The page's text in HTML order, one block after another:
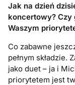
Jak na dzień
koncertowy?
Waszym
Co zabawne
pełnym składzie.
jako duet – ja i
priorytetem jest